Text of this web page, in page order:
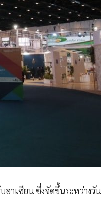
อาเซียน ซึ่งจัดขึ้นระหว่างวัน